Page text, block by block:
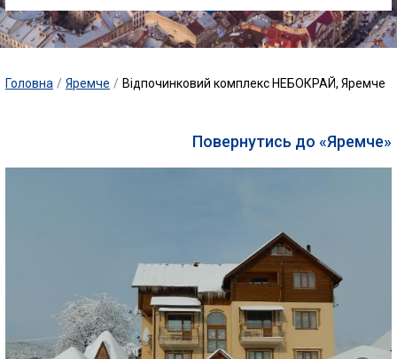
Головна / Яремче / Відпочинковий комплекс НЕБОКРАЙ, Яремче
Повернутись до «Яремче»